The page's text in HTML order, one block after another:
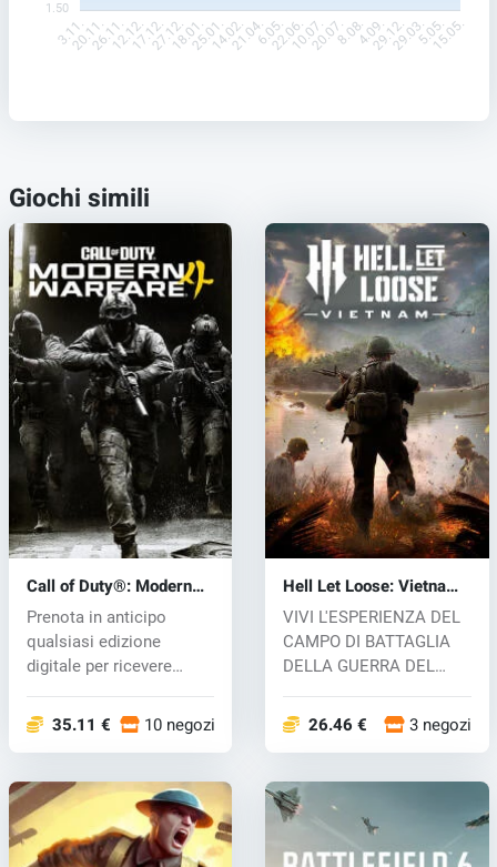
1.50
3.11.
20.11.26.11.12.12.17.12.27.12.18.01.25.01.14.02.21.04.6.05.22.06.10.07.20.07.8.08.4.09.29.12.29.03.5.05.15.05.
Giochi simili
Call of Duty®: Modern
Warfare® 4 (PC) key
Prenota in anticipo
qualsiasi edizione
digitale per ricevere
35.11 € 10 negozi
Hell Let Loose: Vietnam
(PC) key
VIVI L'ESPERIENZA DEL
CAMPO DI BATTAGLIA
DELLA GUERRA DEL
26.46 € 3 negozi